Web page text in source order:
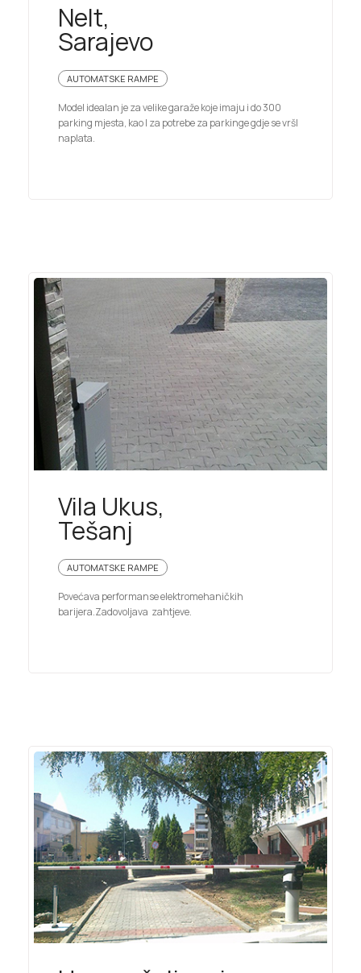
Nelt,
Sarajevo
AUTOMATSKE RAMPE
Model idealan je za velike garaže koje imaju i do 300
parking mjesta, kao I za potrebe za parkinge gdje se vršI
naplata.
Vila Ukus,
Tešanj
AUTOMATSKE RAMPE
Povećava performanse elektromehaničkih
barijera.Zadovoljava zahtjeve.